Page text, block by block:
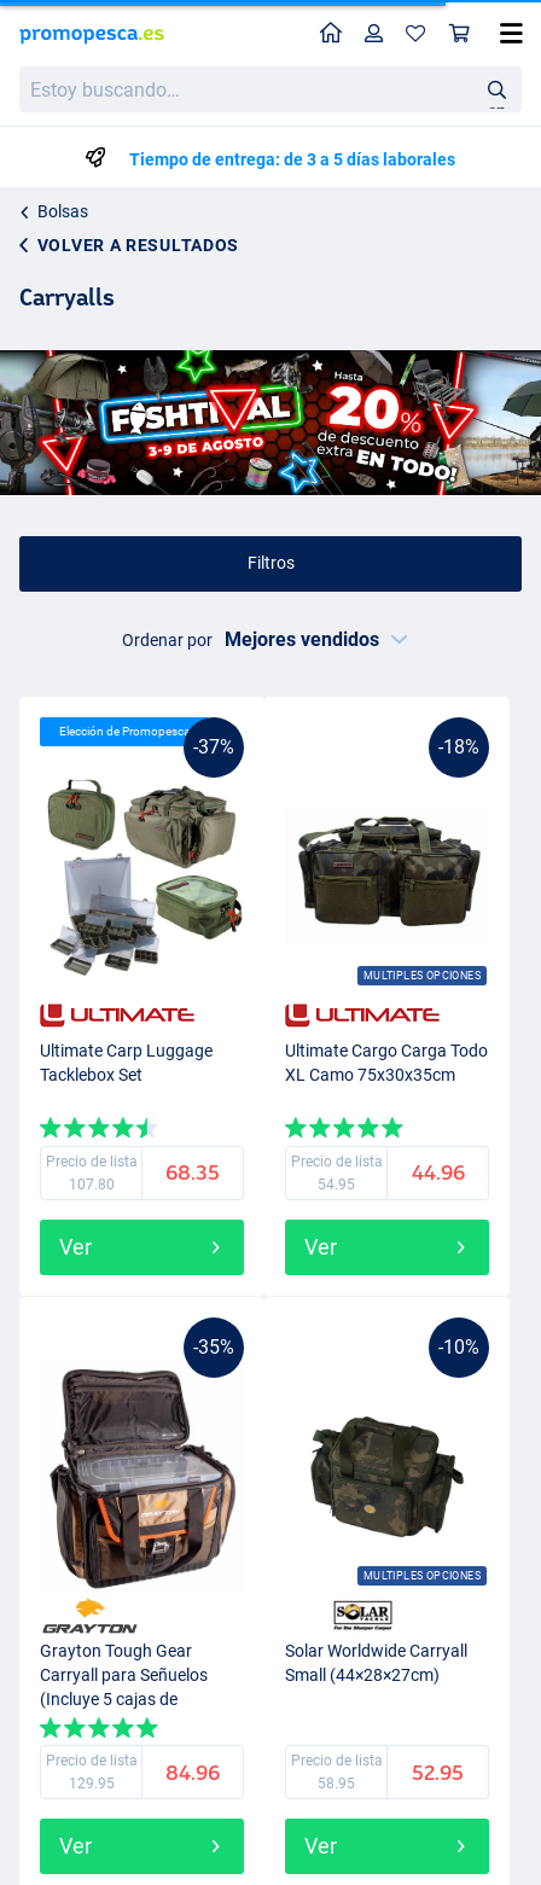
buscando…
en
Perfil
Tiempo de entrega: de 3 a 5 días laborales
Bolsas
VOLVER A RESULTADOS
Carryalls
Filtros
Ordenar por
-37%
Elección de Promopesca
Ultimate Carp Luggage
Tacklebox Set
Precio de lista
107.80
68.35
Ver
-18%
MULTIPLES OPCIONES
Ultimate Cargo Carga Todo
XL Camo 75x30x35cm
Precio de lista
54.95
44.96
Ver
-35%
Grayton Tough Gear
Carryall para Señuelos
(Incluye 5 cajas de
aparejos)
Precio de lista
129.95
84.96
Ver
-10%
MULTIPLES OPCIONES
Solar Worldwide Carryall
Small (44×28×27cm)
Precio de lista
58.95
52.95
Ver